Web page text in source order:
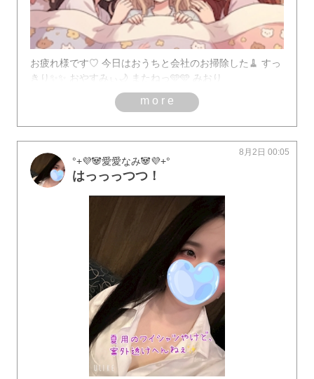
お疲れ様です♡ 今日はおうちと会社のお掃除した🧹 すっ
きり✨✨ おやすみぃ🌙 またねっ🩵🩵 みおり
more
°+💜🐼愛愛なみ‪🐼💜+°
はっっっつつ！
8月2日 00:05